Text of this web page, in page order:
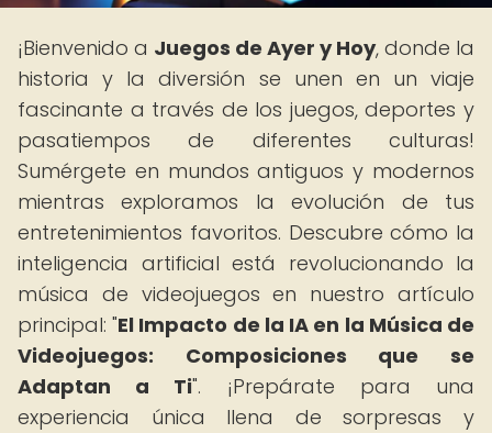
¡Bienvenido a Juegos de Ayer y Hoy, donde la
historia y la diversión se unen en un viaje
fascinante a través de los juegos, deportes y
pasatiempos de diferentes culturas!
Sumérgete en mundos antiguos y modernos
mientras exploramos la evolución de tus
entretenimientos favoritos. Descubre cómo la
inteligencia artificial está revolucionando la
música de videojuegos en nuestro artículo
principal: "El Impacto de la IA en la Música de
Videojuegos: Composiciones que se
Adaptan a Ti". ¡Prepárate para una
experiencia única llena de sorpresas y